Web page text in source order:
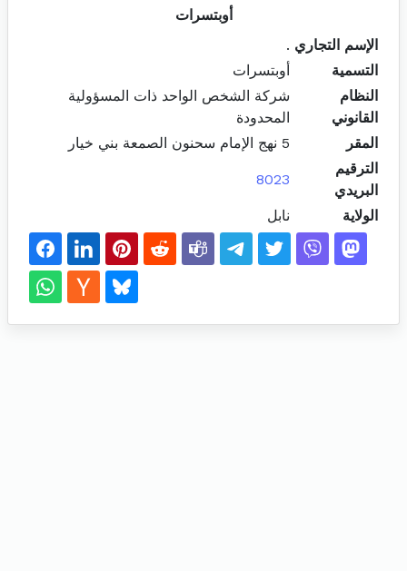
أوبتسرات
الإسم التجاري .
التسمية
أوبتسرات
النظام
القانوني
شركة الشخص الواحد ذات المسؤولية
المحدودة
المقر
5 نهج الإمام سحنون الصمعة بني خيار
الترقيم
البريدي
8023
الولاية نابل